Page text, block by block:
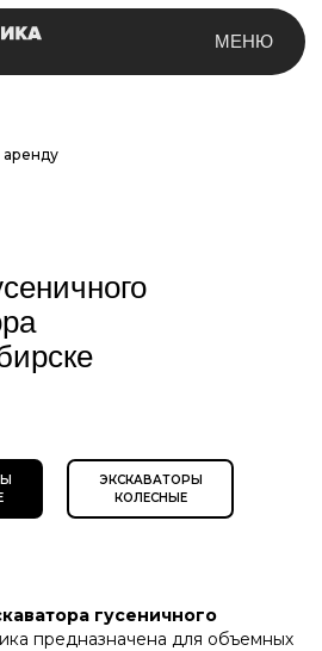
аренду
ЭКСКАВАТОРЫ
КОЛЕСНЫЕ
гусеничного
предназначена для объемных